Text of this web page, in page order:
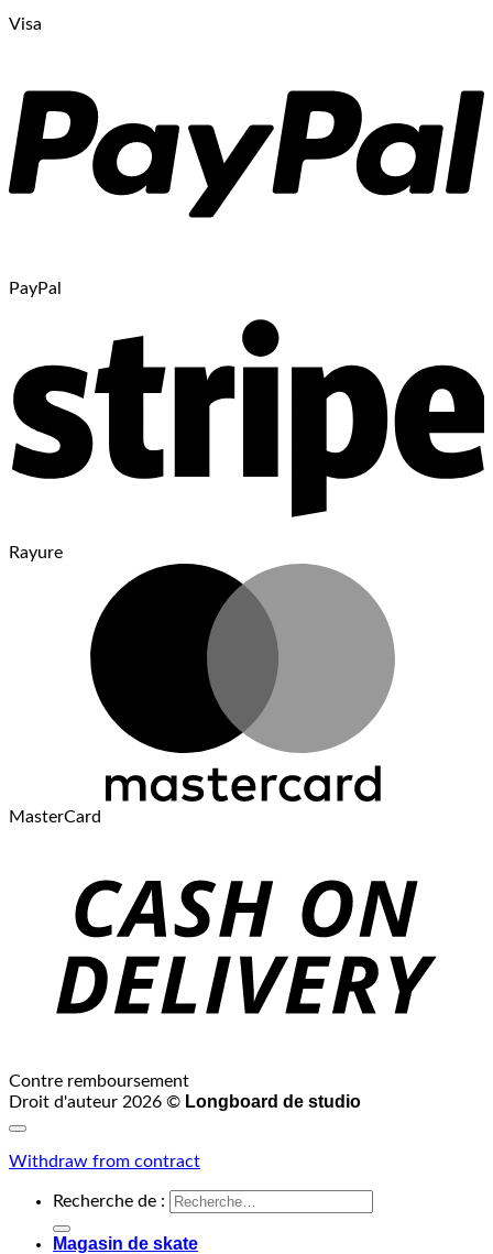
Visa
PayPal
Rayure
MasterCard
Contre remboursement
Droit d'auteur 2026 © Longboard de studio
Withdraw from contract
Recherche de :
Magasin de skate